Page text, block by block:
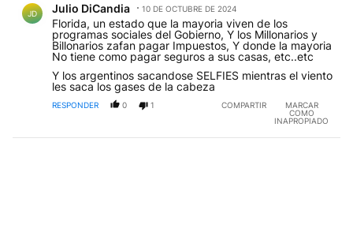
JD Julio DiCandia 10 DE OCTUBRE DE 2024
Florida, un estado que la mayoria viven de los
programas sociales del Gobierno, Y los Millonarios y
Billonarios zafan pagar Impuestos, Y donde la mayoria
No tiene como pagar seguros a sus casas, etc..etc
Y los argentinos sacandose SELFIES mientras el viento
les saca los gases de la cabeza
RESPONDER 0 1 COMPARTIR
MARCAR
COMO
INAPROPIADO